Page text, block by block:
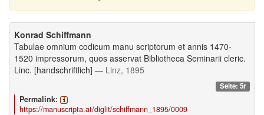
Konrad Schiffmann
Tabulae omnium codicum manu scriptorum et annis 1470-
1520 impressorum, quos asservat Bibliotheca Seminarii cleric.
Linc. [handschriftlich] — Linz, 1895
Seite: 5r
Permalink:
https://manuscripta.at/diglit/schiffmann_1895/0009